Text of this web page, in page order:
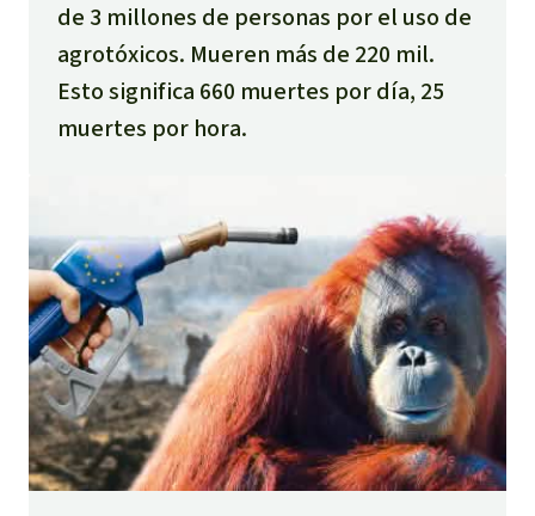
de 3 millones de personas por el uso de
agrotóxicos. Mueren más de 220 mil.
Esto significa 660 muertes por día, 25
muertes por hora.